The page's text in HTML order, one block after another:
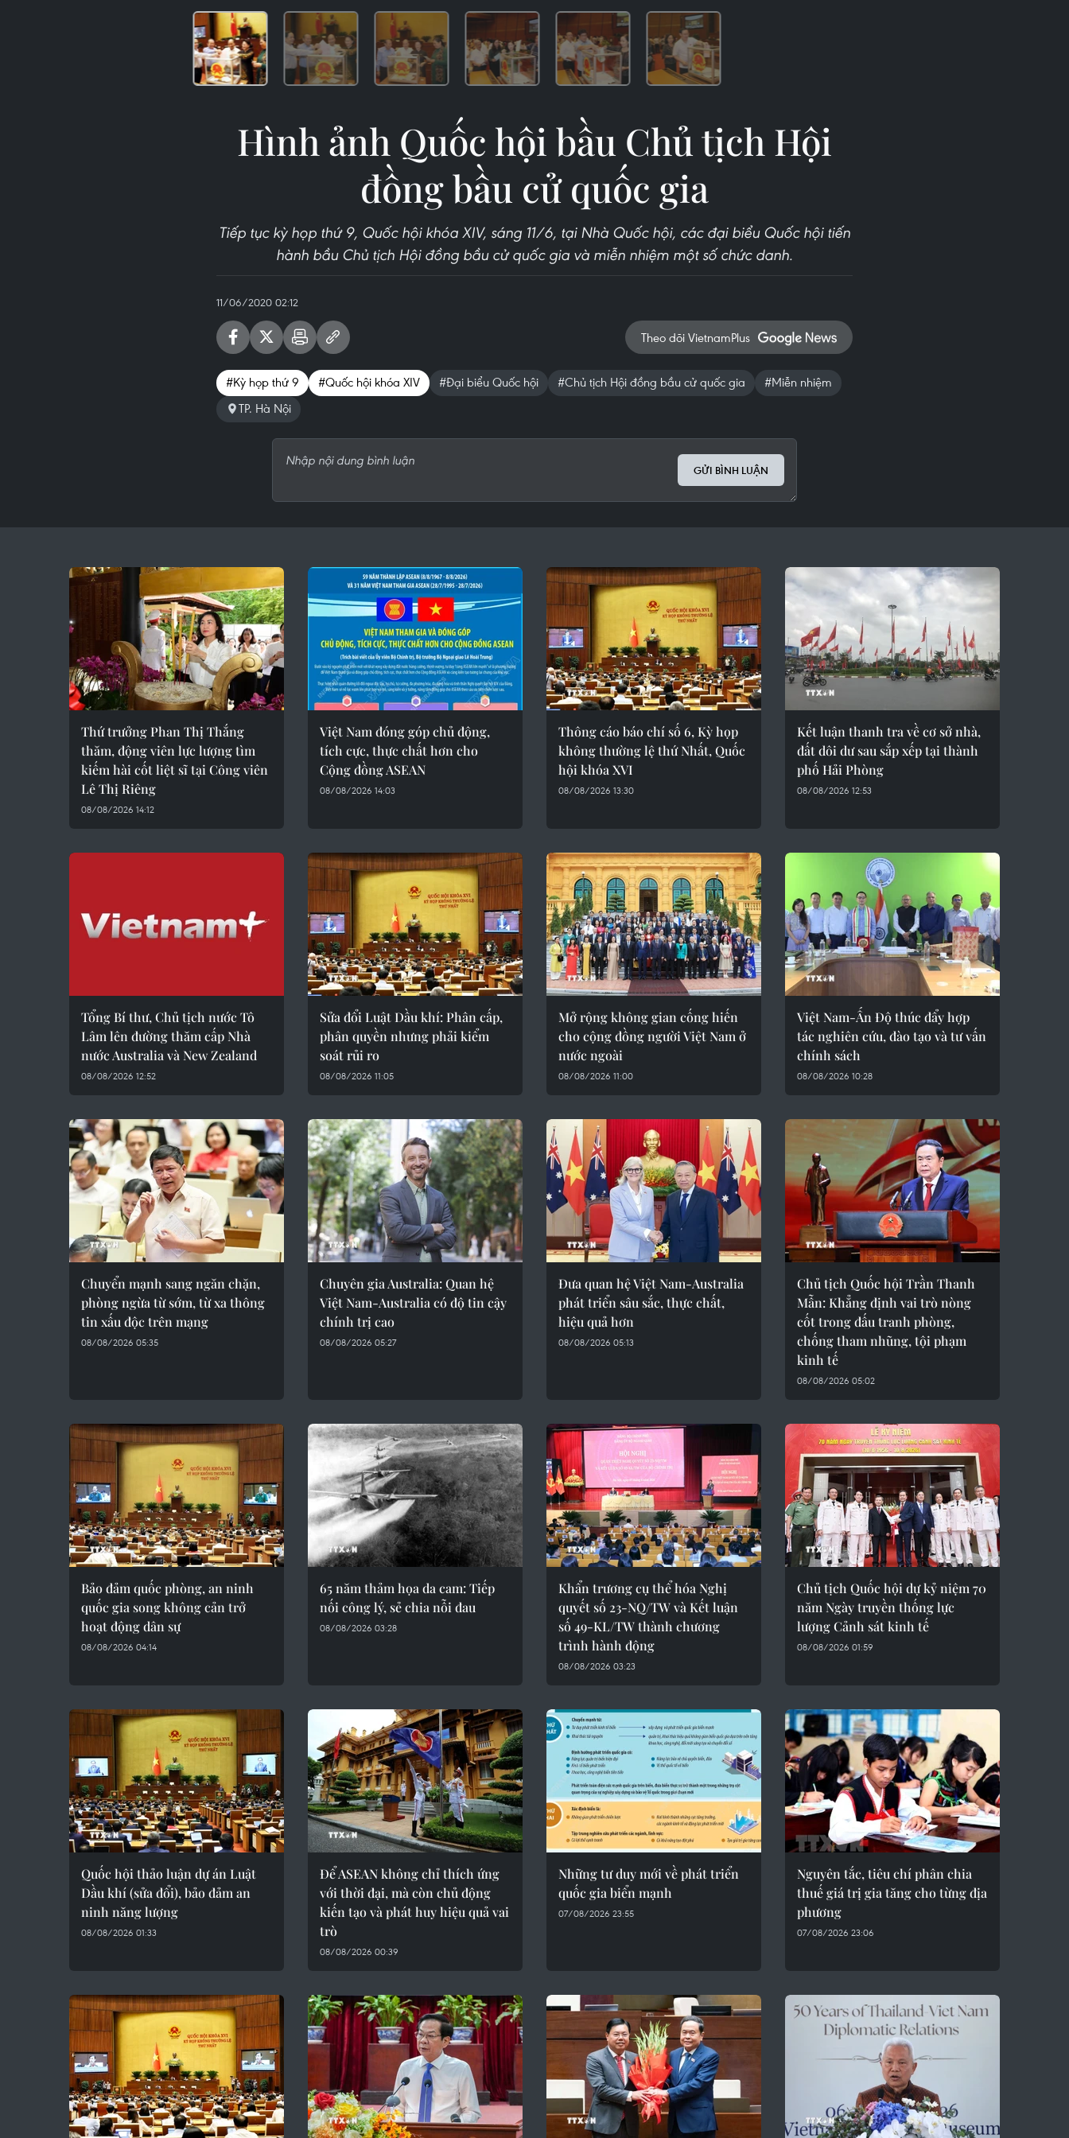
Hình ảnh Quốc hội bầu Chủ tịch Hội
đồng bầu cử quốc gia
Tiếp tục kỳ họp thứ 9, Quốc hội khóa XIV, sáng 11/6, tại Nhà Quốc hội, các đại biểu Quốc hội tiến
hành bầu Chủ tịch Hội đồng bầu cử quốc gia và miễn nhiệm một số chức danh.
11/06/2020 02:12
Theo dõi VietnamPlus
#Kỳ họp thứ 9 #Quốc hội khóa XIV #Đại biểu Quốc hội #Chủ tịch Hội đồng bầu cử quốc gia
#Miễn nhiệm
TP. Hà Nội
GỬI BÌNH LUẬN
Thứ trưởng Phan Thị Thắng
thăm, động viên lực lượng tìm
kiếm hài cốt liệt sĩ tại Công viên
Lê Thị Riêng
08/08/2026 14:12
Việt Nam đóng góp chủ động,
tích cực, thực chất hơn cho
Cộng đồng ASEAN
08/08/2026 14:03
Thông cáo báo chí số 6, Kỳ họp
không thường lệ thứ Nhất, Quốc
hội khóa XVI
08/08/2026 13:30
Kết luận thanh tra về cơ sở nhà,
đất dôi dư sau sắp xếp tại thành
phố Hải Phòng
08/08/2026 12:53
Tổng Bí thư, Chủ tịch nước Tô
Lâm lên đường thăm cấp Nhà
nước Australia và New Zealand
08/08/2026 12:52
Sửa đổi Luật Dầu khí: Phân cấp,
phân quyền nhưng phải kiểm
soát rủi ro
08/08/2026 11:05
Mở rộng không gian cống hiến
cho cộng đồng người Việt Nam ở
nước ngoài
08/08/2026 11:00
Việt Nam-Ấn Độ thúc đẩy hợp
tác nghiên cứu, đào tạo và tư vấn
chính sách
08/08/2026 10:28
Chuyển mạnh sang ngăn chặn,
phòng ngừa từ sớm, từ xa thông
tin xấu độc trên mạng
08/08/2026 05:35
Chuyên gia Australia: Quan hệ
Việt Nam-Australia có độ tin cậy
chính trị cao
08/08/2026 05:27
Đưa quan hệ Việt Nam-Australia
phát triển sâu sắc, thực chất,
hiệu quả hơn
08/08/2026 05:13
Chủ tịch Quốc hội Trần Thanh
Mẫn: Khẳng định vai trò nòng
cốt trong đấu tranh phòng,
chống tham nhũng, tội phạm
kinh tế
08/08/2026 05:02
Bảo đảm quốc phòng, an ninh
quốc gia song không cản trở
hoạt động dân sự
08/08/2026 04:14
65 năm thảm họa da cam: Tiếp
nối công lý, sẻ chia nỗi đau
08/08/2026 03:28
Khẩn trương cụ thể hóa Nghị
quyết số 23-NQ/TW và Kết luận
số 49-KL/TW thành chương
trình hành động
08/08/2026 03:23
Chủ tịch Quốc hội dự kỷ niệm 70
năm Ngày truyền thống lực
lượng Cảnh sát kinh tế
08/08/2026 01:59
Quốc hội thảo luận dự án Luật
Dầu khí (sửa đổi), bảo đảm an
ninh năng lượng
08/08/2026 01:33
Để ASEAN không chỉ thích ứng
với thời đại, mà còn chủ động
kiến tạo và phát huy hiệu quả vai
trò
08/08/2026 00:39
Những tư duy mới về phát triển
quốc gia biển mạnh
07/08/2026 23:55
Nguyên tắc, tiêu chí phân chia
thuế giá trị gia tăng cho từng địa
phương
07/08/2026 23:06